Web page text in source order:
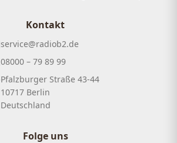
Kontakt
service@radiob2.de
08000 – 79 89 99
Pfalzburger Straße 43-44
10717 Berlin
Deutschland
Folge uns